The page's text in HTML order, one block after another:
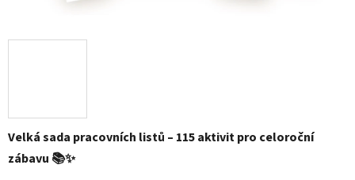
Velká sada pracovních listů – 115 aktivit pro celoroční
zábavu 📚✨